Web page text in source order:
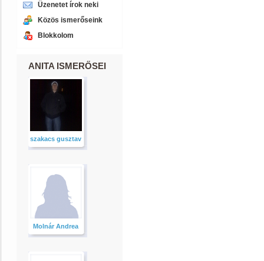
Üzenetet írok neki
Közös ismerőseink
Blokkolom
ANITA ISMERŐSEI
szakacs gusztav
Molnár Andrea